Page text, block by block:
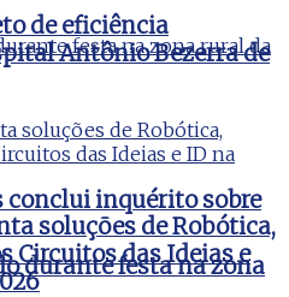
conclui inquérito sobre
durante festa na zona
de eficiência
Antônio Bezerra de
soluções de Robótica,
Circuitos das Ideias e